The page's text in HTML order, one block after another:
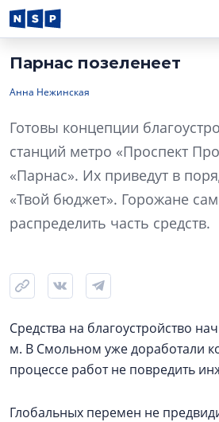
Парнас позеленеет
Анна Нежинская
Готовы концепции
станций метро «Проспект
«Парнас». Их приведут в
«Твой бюджет». Горожане
распределить часть средств.
Средства на благоустройство
м. В Смольном уже доработали
процессе работ не повредить
Глобальных перемен не